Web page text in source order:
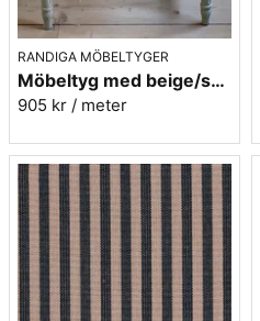
RANDIGA MÖBELTYGER
Möbeltyg med beige/svarta ränder - Stor rand nr.591
905 kr / meter